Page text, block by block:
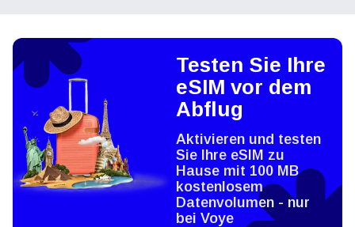
Testen Sie Ihre
eSIM vor dem
Abflug
Aktivieren und testen
Sie Ihre eSIM zu
Hause mit 100 MB
kostenlosem
Datenvolumen - nur
bei Voye